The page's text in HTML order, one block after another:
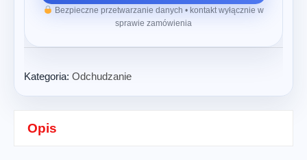
Bezpieczne przetwarzanie danych • kontakt wyłącznie w
sprawie zamówienia
Kategoria: Odchudzanie
Opis